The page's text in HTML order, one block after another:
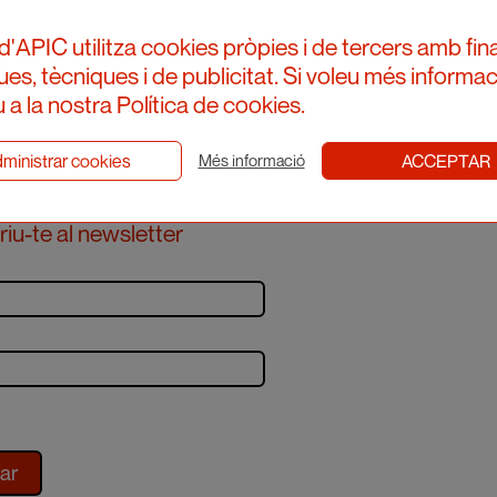
te al newsletter
utilitza cookies pròpies i de tercers amb
tècniques i de publicitat. Si voleu més
a la nostra Política de cookies.
cookies Més informació ACCEPTAR